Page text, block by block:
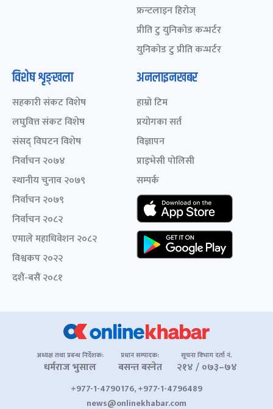
फ्रन्टलाइन हिरोज्
प्रीति टु युनिकोड कन्भर्टर
युनिकोड टु प्रीति कन्भर्टर
विशेष शृङ्खला
सहकारी संकट विशेष
लघुवित्त संकट विशेष
संसद् विघटन विशेष
निर्वाचन २०७४
स्थानीय चुनाव २०७९
निर्वाचन २०७९
निर्वाचन २०८२
एमाले महाधिवेशन २०८२
विश्वकप २०२२
दशैं-बसैं २०८१
अनलाइनखबर
हाम्रो टिम
प्रयोगका सर्त
विज्ञापन
प्राइभेसी पोलिसी
सम्पर्क
अध्यक्ष तथा प्रबन्ध निर्देशक:
धर्मराज भुसाल
प्रधान सम्पादक:
बसन्त बस्नेत
सूचना विभाग दर्ता नं.
२१४ / ०७३–७४
+977-1-4790176, +977-1-4796489
news@onlinekhabar.com